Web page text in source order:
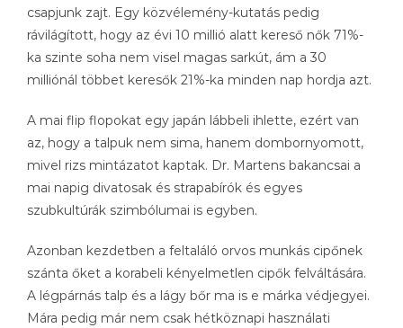
csapjunk zajt. Egy közvélemény-kutatás pedig
rávilágított, hogy az évi 10 millió alatt kereső nők 71%-
ka szinte soha nem visel magas sarkút, ám a 30
milliónál többet keresők 21%-ka minden nap hordja azt.
A mai flip flopokat egy japán lábbeli ihlette, ezért van
az, hogy a talpuk nem sima, hanem dombornyomott,
mivel rizs mintázatot kaptak. Dr. Martens bakancsai a
mai napig divatosak és strapabírók és egyes
szubkultúrák szimbólumai is egyben.
Azonban kezdetben a feltaláló orvos munkás cipőnek
szánta őket a korabeli kényelmetlen cipők felváltására.
A légpárnás talp és a lágy bőr ma is e márka védjegyei.
Mára pedig már nem csak hétköznapi használati